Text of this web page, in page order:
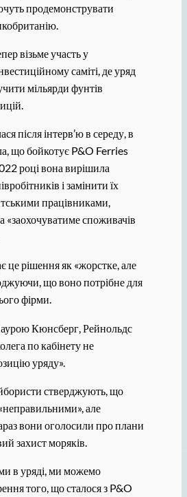
продемонструвати
візьме участь у
саміті, де уряд
мільярди фунтів
після інтерв’ю в середу, в
що бойкотує P&O Ferries
році вона вирішила
і замінити їх
працівниками,
споживачів
це рішення як «жорстке, але
що воно потрібне для
фірми.
Кюнсберг, Рейнольдс
по кабінету не
уряду».
стверджують, що
але
вони оголосили про плани
захист моряків.
в уряді, ми можемо
того, що сталося з P&O